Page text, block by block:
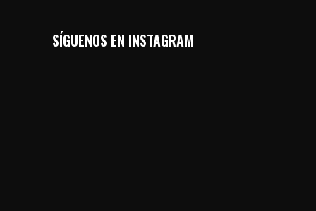
SÍGUENOS EN INSTAGRAM